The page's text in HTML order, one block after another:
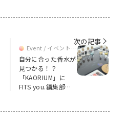
次の記事
Event / イベント情
報
自分に合った香水が
見つかる！？
「KAORIUM」に
FITS you.編集部が